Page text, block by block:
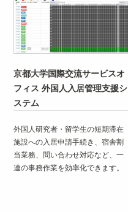
京都大学国際交流サービスオ
フィス 外国人入居管理支援シ
ステム
外国人研究者・留学生の短期滞在
施設への入居申請手続き、宿舎割
当業務、問い合わせ対応など、一
連の事務作業を効率化できます。